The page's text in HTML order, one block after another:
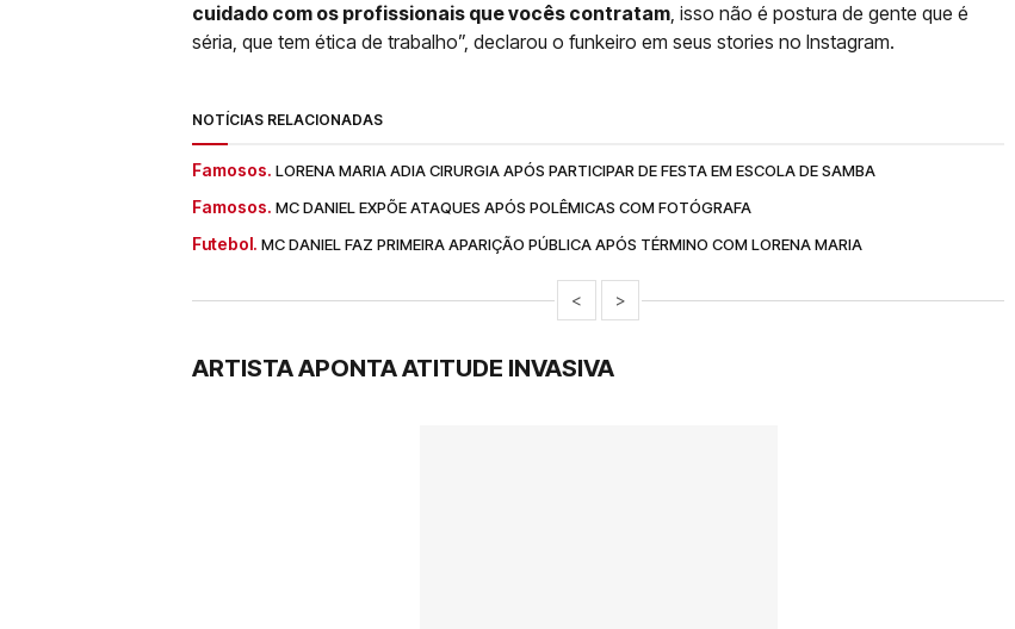
cuidado com os profissionais que vocês contratam, isso não é postura de gente que é
séria, que tem ética de trabalho”, declarou o funkeiro em seus stories no Instagram.
NOTÍCIAS RELACIONADAS
Famosos. LORENA MARIA ADIA CIRURGIA APÓS PARTICIPAR DE FESTA EM ESCOLA DE SAMBA
Famosos. MC DANIEL EXPÕE ATAQUES APÓS POLÊMICAS COM FOTÓGRAFA
Futebol. MC DANIEL FAZ PRIMEIRA APARIÇÃO PÚBLICA APÓS TÉRMINO COM LORENA MARIA
< >
ARTISTA APONTA ATITUDE INVASIVA